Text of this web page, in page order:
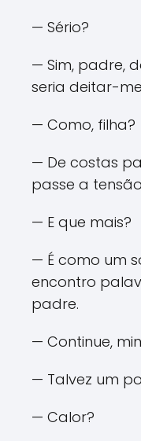
— Sério?
— Sim, padre,
seria deitar-
— Como, filha?
— De costas
passe a
— E que mais?
— É como um
encontro
padre.
— Continue,
— Talvez um
— Calor?